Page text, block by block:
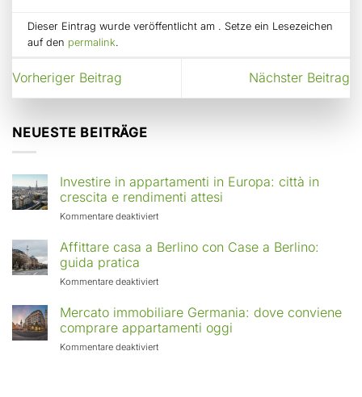
Dieser Eintrag wurde veröffentlicht am . Setze ein Lesezeichen
auf den permalink.
Vorheriger Beitrag Nächster Beitrag
NEUESTE BEITRÄGE
Investire in appartamenti in Europa: città in
crescita e rendimenti attesi
Kommentare deaktiviertfür
in
Europa:
in
crescita
rendimenti
Affittare casa a Berlino con Case a Berlino:
guida pratica
Kommentare deaktiviertfür
casa
a
Berlino
con
Mercato immobiliare Germania: dove conviene
comprare appartamenti oggi
Kommentare deaktiviertfür